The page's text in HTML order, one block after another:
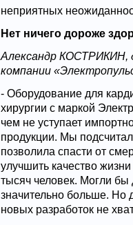
неприятных
Нет ничего дороже
Александр КОСТРИКИН,
компании
- Оборудование для
хирургии с маркой
чем не уступает
продукции. Мы
позволила спасти от
улучшить качество
тысяч человек. Могли бы
значительно больше. Но
новых разработок не